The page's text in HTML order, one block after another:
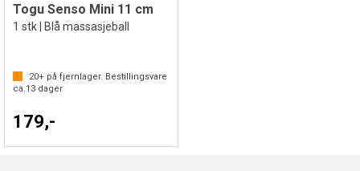
Togu Senso Mini 11 cm
1 stk | Blå massasjeball
20+ på fjernlager. Bestillingsvare
ca.13 dager
179,-